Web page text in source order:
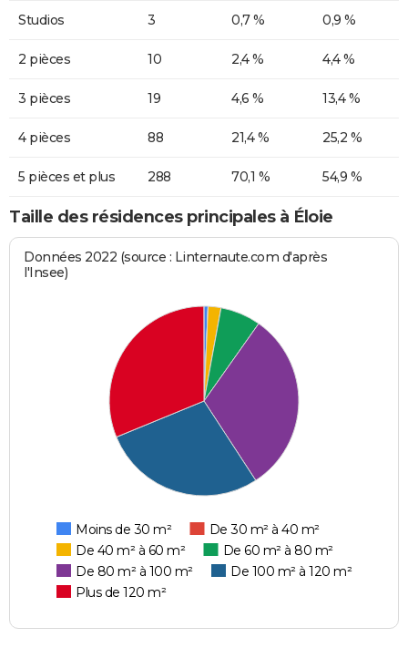
Studios 3 0,7 % 0,9 %
2 pièces 10 2,4 % 4,4 %
3 pièces 19 4,6 % 13,4 %
4 pièces 88 21,4 % 25,2 %
5 pièces et plus 288 70,1 % 54,9 %
Taille des résidences principales à Éloie
Données 2022 (source : Linternaute.com d'après
l'Insee)
Moins de 30 m²
De 30 m² à 40 m²
De 40 m² à 60 m²
De 60 m² à 80 m²
De 80 m² à 100 m²
De 100 m² à 120 m²
Plus de 120 m²